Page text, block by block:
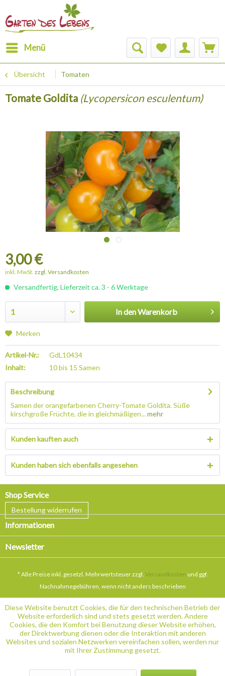
Menü
Übersicht Tomaten
Tomate Goldita (Lycopersicon esculentum)
3,00 €
inkl. MwSt. zzgl. Versandkosten
Versandfertig, Lieferzeit ca. 3 - 6 Werktage
In denWarenkorb
Merken
Artikel-Nr.:
GdL10434
Inhalt:
10 bis 15 Samen
Beschreibung
Samen der orangefarbenen Cherry-Tomate Goldita. Süße
kirschgroße Früchte, die in gleichmäßigen...mehr
Kunden kauften auch
Kunden haben sich ebenfalls angesehen
Shop Service
Bestellung widerrufen
Informationen
Newsletter
* Alle Preise inkl. gesetzl. Mehrwertsteuer zzgl. Versandkosten und ggf.
Nachnahmegebühren, wenn nicht anders beschrieben
Diese Website benutzt Cookies, die für den technischen Betrieb der
Website erforderlich sind und stets gesetzt werden. Andere
Cookies, die den Komfort bei Benutzung dieser Website erhöhen,
der Direktwerbung dienen oder die Interaktion mit anderen
Websites und sozialen Netzwerken vereinfachen sollen, werden nur
mit Ihrer Zustimmung gesetzt.